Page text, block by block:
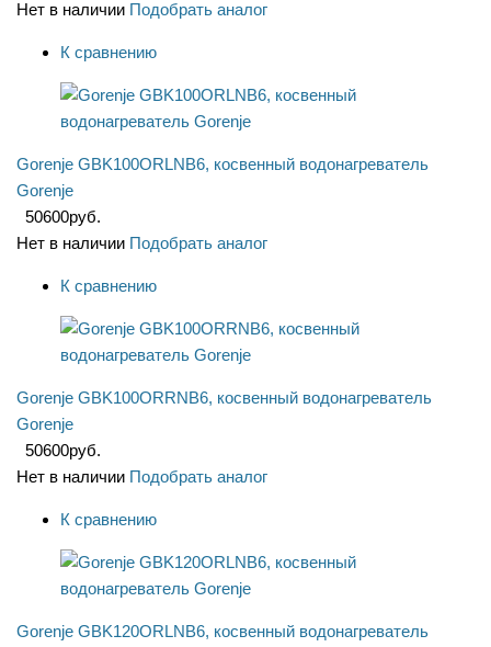
Нет в наличии Подобрать аналог
К сравнению
Gorenje GBK100ORLNB6, косвенный водонагреватель
Gorenje
50600руб.
Нет в наличии Подобрать аналог
К сравнению
Gorenje GBK100ORRNB6, косвенный водонагреватель
Gorenje
50600руб.
Нет в наличии Подобрать аналог
К сравнению
Gorenje GBK120ORLNB6, косвенный водонагреватель